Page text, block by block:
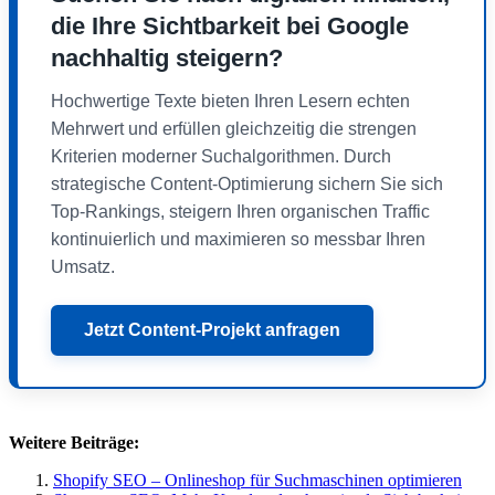
die Ihre Sichtbarkeit bei Google
nachhaltig steigern?
Hochwertige Texte bieten Ihren Lesern echten
Mehrwert und erfüllen gleichzeitig die strengen
Kriterien moderner Suchalgorithmen. Durch
strategische Content-Optimierung sichern Sie sich
Top-Rankings, steigern Ihren organischen Traffic
kontinuierlich und maximieren so messbar Ihren
Umsatz.
Jetzt Content-Projekt anfragen
Weitere Beiträge:
Shopify SEO – Onlineshop für Suchmaschinen optimieren